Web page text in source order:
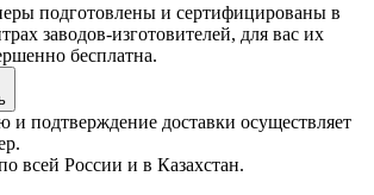
подготовлены и сертифицированы в
заводов-изготовителей, для вас их
бесплатна.
и подтверждение доставки осуществляет
по всей России и в Казахстан.